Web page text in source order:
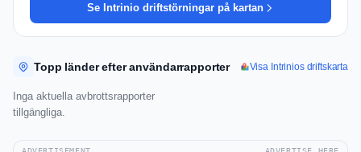
Se Intrinio driftstörningar på kartan
Topp länder efter användarrapporter Visa Intrinios driftskarta
Inga aktuella avbrottsrapporter
tillgängliga.